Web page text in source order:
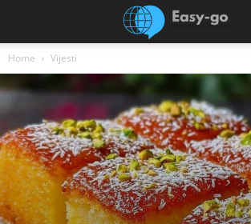
Home Vijesti